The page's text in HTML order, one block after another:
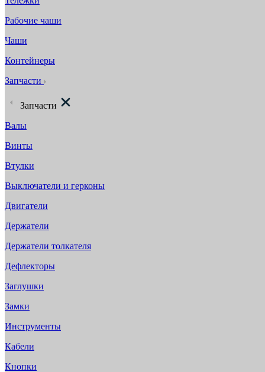
Рабочие чаши
Чаши
Контейнеры
Запчасти
Запчасти
Валы
Винты
Втулки
Выключатели и герконы
Двигатели
Держатели
Держатели толкателя
Дефлекторы
Заглушки
Замки
Инструменты
Кабели
Кнопки